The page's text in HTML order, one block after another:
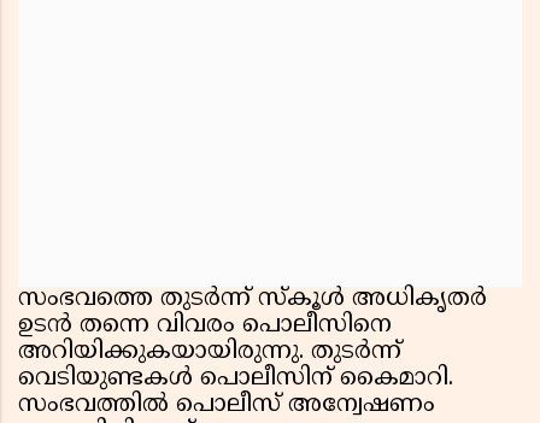
സംഭവത്തെ തുടർന്ന് സ്കൂൾ അധികൃതർ
ഉടൻ തന്നെ വിവരം പൊലീസിനെ
അറിയിക്കുകയായിരുന്നു. തുടർന്ന്
വെടിയുണ്ടകൾ പൊലീസിന് കൈമാറി.
സംഭവത്തിൽ പൊലീസ് അന്വേഷണം